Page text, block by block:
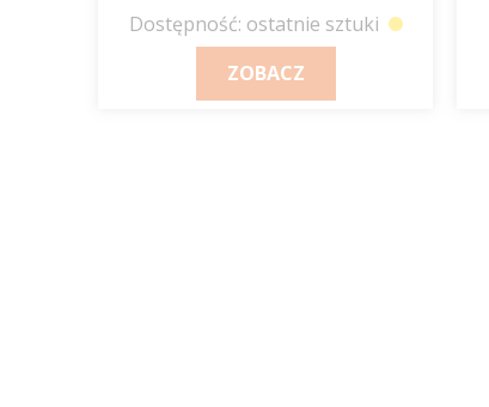
Dostępność: ostatnie sztuki
ZOBACZ